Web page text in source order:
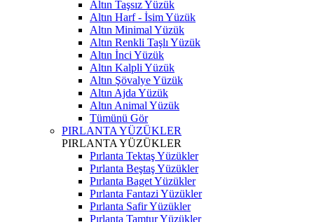
Altın Taşsız Yüzük
Altın Harf - İsim Yüzük
Altın Minimal Yüzük
Altın Renkli Taşlı Yüzük
Altın İnci Yüzük
Altın Kalpli Yüzük
Altın Şövalye Yüzük
Altın Ajda Yüzük
Altın Animal Yüzük
Tümünü Gör
PIRLANTA YÜZÜKLER
PIRLANTA YÜZÜKLER
Pırlanta Tektaş Yüzükler
Pırlanta Beştaş Yüzükler
Pırlanta Baget Yüzükler
Pırlanta Fantazi Yüzükler
Pırlanta Safir Yüzükler
Pırlanta Tamtur Yüzükler